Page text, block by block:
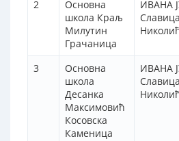
2
Oсновна
школа Краљ
Милутин
Грачаница
ИВАНА
Славица
3
Основна
школа
Десанка
Максимовић
Косовска
Каменица
ИВАНА
Славица